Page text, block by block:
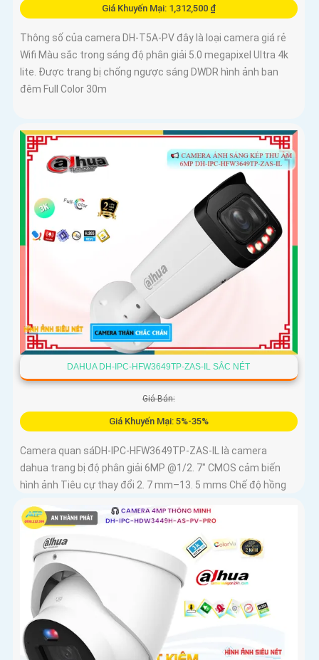
Giá Khuyến Mại: 1,312,500 ₫
Thông số của camera DH-T5A-PV đây là loại camera giá rẻ
Wifi Màu sắc trong sáng độ phân giải 5.0 megapixel Ultra 4k
lite. Được trang bị chống ngược sáng DWDR hình ảnh ban
đêm Full Color 30m
DAHUA DH-IPC-HFW3649TP-ZAS-IL SẮC NÉT
Giá Bán:
Giá Khuyến Mại: 5%-35%
Camera quan sáDH-IPC-HFW3649TP-ZAS-IL là camera
dahua trang bị độ phân giải 6MP @1/2. 7" CMOS cảm biến
hình ảnh Tiêu cự thay đổi 2. 7 mm–13. 5 mms Chế độ hồng